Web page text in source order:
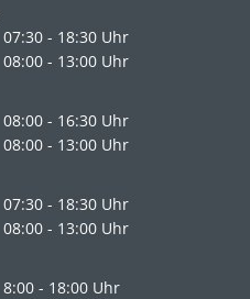
07:30 - 18:30 Uhr
08:00 - 13:00 Uhr
08:00 - 16:30 Uhr
08:00 - 13:00 Uhr
07:30 - 18:30 Uhr
08:00 - 13:00 Uhr
8:00 - 18:00 Uhr